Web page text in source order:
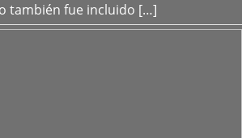
también fue incluido […]